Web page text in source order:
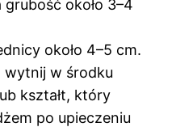
grubość około 3–4
około 4–5 cm.
wytnij w środku
kształt, który
po upieczeniu